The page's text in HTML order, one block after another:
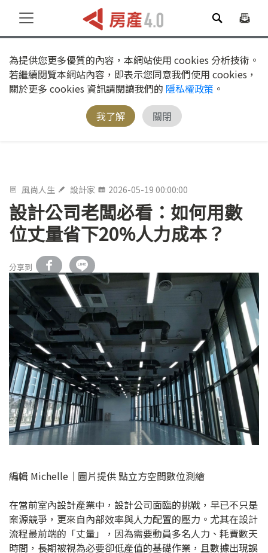
為提供您更多優質的內容，本網站使用 cookies 分析技術。
若繼續閱覽本網站內容，即表示您同意我們使用 cookies，
關於更多 cookies 資訊請閱讀我們的 隱私權政策 。
我了解
關閉
風尚人生 設計家 2026-05-19 00:00:00
設計公司老闆必看：如何用數
位丈量省下20%人力成本？
分享到
編輯 Michelle｜圖片提供 點立方空間數位測繪
在當前室內設計產業中，設計公司面臨的挑戰，早已不只是
案源競爭，更來自內部效率與人力配置的壓力。尤其在設計
流程最前端的「丈量」，因為需要動員多名人力、耗費數天
時間，長期被視為必要卻低產值的基礎作業，且數據出現誤